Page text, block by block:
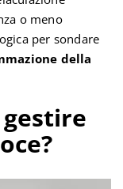
o meno
per sondare
della